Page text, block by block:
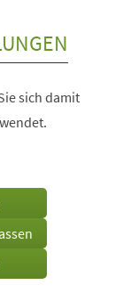
sich damit